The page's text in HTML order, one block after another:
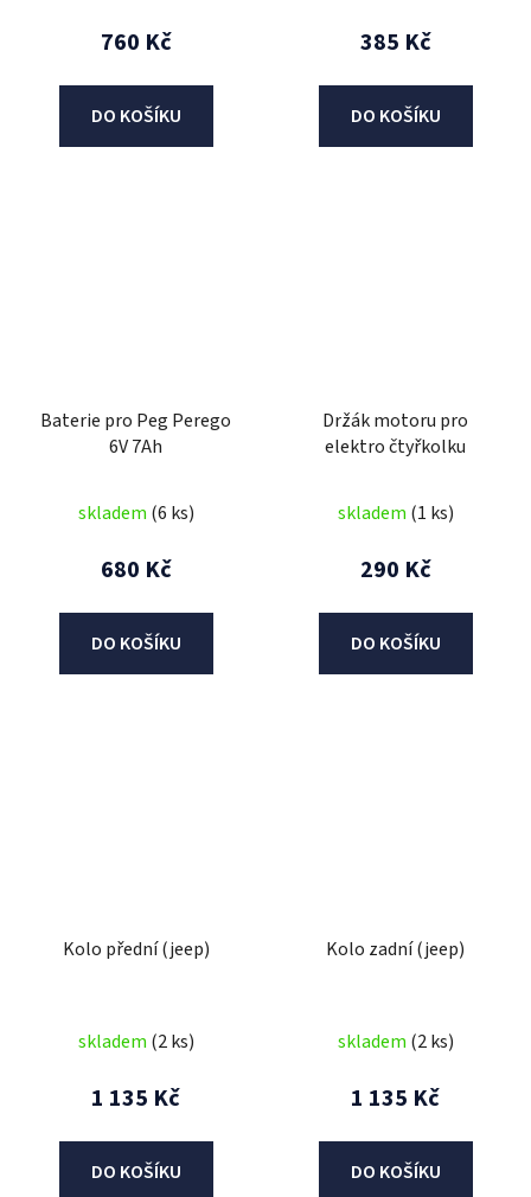
760 Kč
DO KOŠÍKU
385 Kč
DO KOŠÍKU
Baterie pro Peg Perego
6V 7Ah
skladem (6 ks)
680 Kč
DO KOŠÍKU
Držák motoru pro
elektro čtyřkolku
skladem (1 ks)
290 Kč
DO KOŠÍKU
Kolo přední (jeep)
skladem (2 ks)
1 135 Kč
DO KOŠÍKU
Kolo zadní (jeep)
skladem (2 ks)
1 135 Kč
DO KOŠÍKU